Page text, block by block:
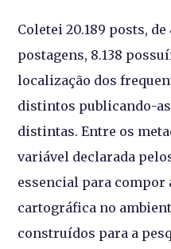
Coletei 20.189 posts, de
postagens, 8.138
localização dos
distintos publicando-
distintas. Entre os
variável declarada
essencial para compor
cartográfica no
construídos para a